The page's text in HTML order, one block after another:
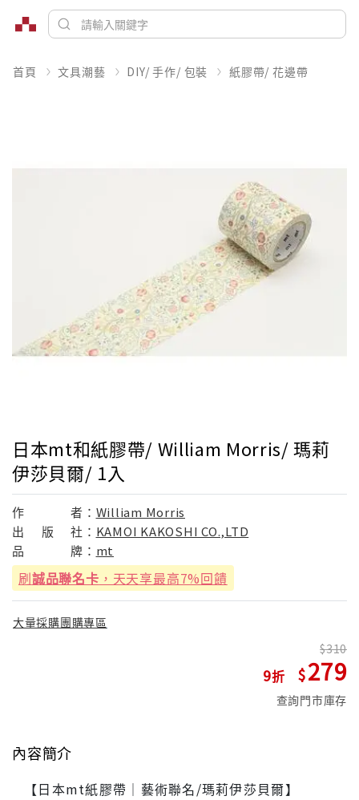
首頁 文具潮藝 DIY/ 手作/ 包裝 紙膠帶/ 花邊帶
日本mt和紙膠帶/ William Morris/ 瑪莉
伊莎貝爾/ 1入
作 者： William Morris
出
版 社： KAMOI KAKOSHI CO.,LTD
品
牌： mt
刷誠品聯名卡 ，天天享最高7%回饋
大量採購團購專區
9
310
279
查詢門市庫存
內容簡介
【日本mt紙膠帶｜藝術聯名/瑪莉伊莎貝爾】